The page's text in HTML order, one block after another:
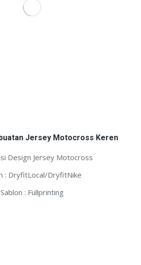
Jersey Motocross Keren
Design Jersey Motocross
: DryfitLocal/DryfitNike
Sablon : Fullprinting